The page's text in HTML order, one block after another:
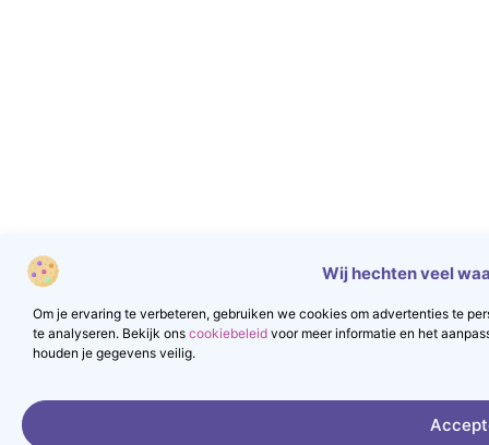
Wij hechten veel
Om je ervaring te verbeteren, gebruiken we cookies om advertenties te
te analyseren. Bekijk ons cookiebeleid voor meer informatie en het
houden je gegevens veilig.